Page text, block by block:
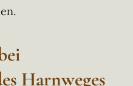
Harnweges